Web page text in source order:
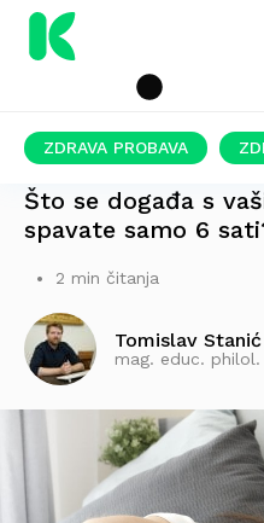
ZDRAVA PROBAVA
Što se događa s
spavate samo 6
2 min čitanja
Tomislav Stanić
mag. educ.